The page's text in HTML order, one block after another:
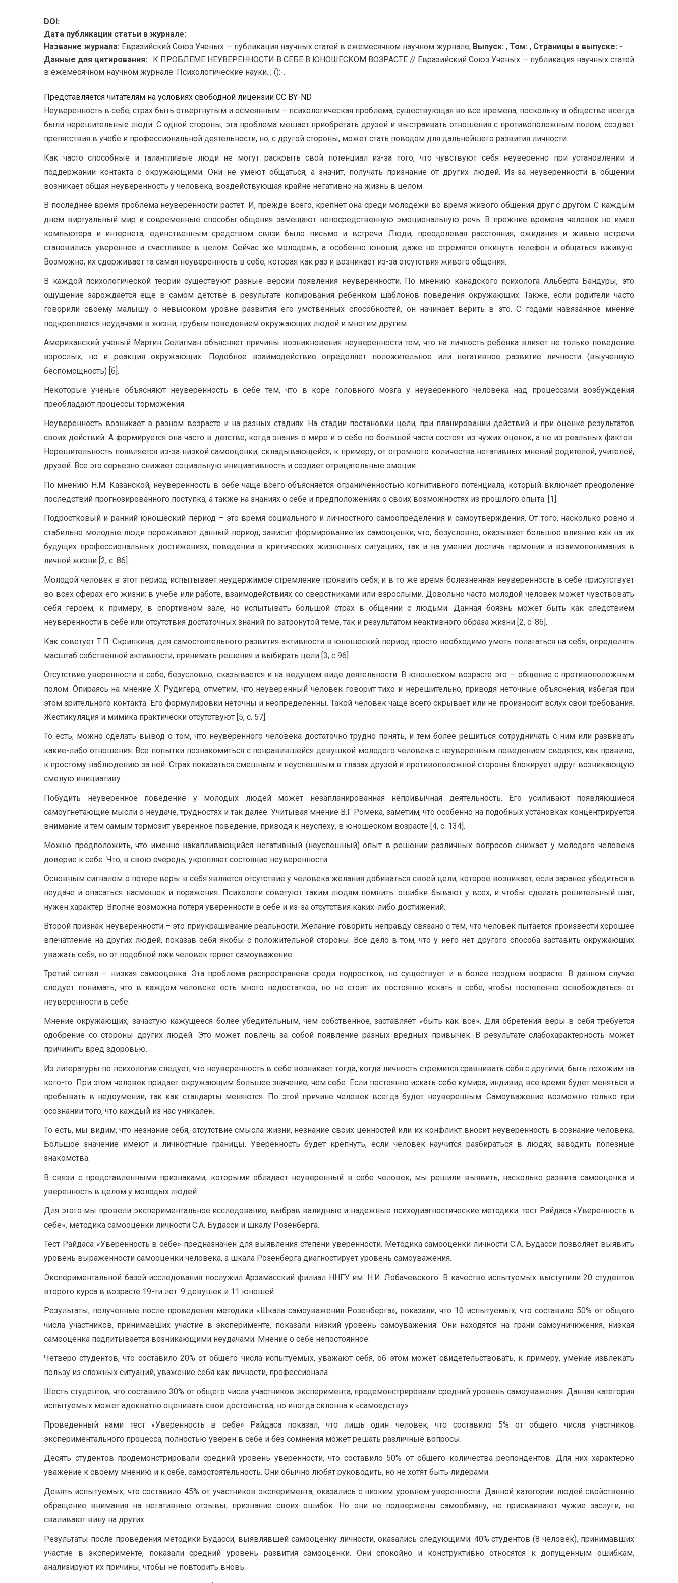
DOI:
Дата публикации статьи в журнале:
Название журнала: Евразийский Союз Ученых — публикация научных статей в ежемесячном научном журнале, Выпуск: , Том: , Страницы в выпуске: -
Данные для цитирования: . К ПРОБЛЕМЕ НЕУВЕРЕННОСТИ В СЕБЕ В ЮНОШЕСКОМ ВОЗРАСТЕ // Евразийский Союз Ученых — публикация научных статей
в ежемесячном научном журнале. Психологические науки. ; ():-.
Представляется читателям на условиях свободной лицензии CC BY-ND
Неуверенность в себе, страх быть отвергнутым и осмеянным – психологическая проблема, существующая во все времена, поскольку в обществе всегда
были нерешительные люди. С одной стороны, эта проблема мешает приобретать друзей и выстраивать отношения с противоположным полом, создает
препятствия в учебе и профессиональной деятельности, но, с другой стороны, может стать поводом для дальнейшего развития личности.
Как часто способные и талантливые люди не могут раскрыть свой потенциал из-за того, что чувствуют себя неуверенно при установлении и
поддержании контакта с окружающими. Они не умеют общаться, а значит, получать признание от других людей. Из-за неуверенности в общении
возникает общая неуверенность у человека, воздействующая крайне негативно на жизнь в целом.
В последнее время проблема неуверенности растет. И, прежде всего, крепнет она среди молодежи во время живого общения друг с другом. С каждым
днем виртуальный мир и современные способы общения замещают непосредственную эмоциональную речь. В прежние времена человек не имел
компьютера и интернета, единственным средством связи было письмо и встречи. Люди, преодолевая расстояния, ожидания и живые встречи
становились увереннее и счастливее в целом. Сейчас же молодежь, а особенно юноши, даже не стремятся откинуть телефон и общаться вживую.
Возможно, их сдерживает та самая неуверенность в себе, которая как раз и возникает из-за отсутствия живого общения.
В каждой психологической теории существуют разные версии появления неуверенности. По мнению канадского психолога Альберта Бандуры, это
ощущение зарождается еще в самом детстве в результате копирования ребенком шаблонов поведения окружающих. Также, если родители часто
говорили своему малышу о невысоком уровне развития его умственных способностей, он начинает верить в это. С годами навязанное мнение
подкрепляется неудачами в жизни, грубым поведением окружающих людей и многим другим.
Американский ученый Мартин Селигман объясняет причины возникновения неуверенности тем, что на личность ребенка влияет не только поведение
взрослых, но и реакция окружающих. Подобное взаимодействие определяет положительное или негативное развитие личности (выученную
беспомощность) [6].
Некоторые ученые объясняют неуверенность в себе тем, что в коре головного мозга у неуверенного человека над процессами возбуждения
преобладают процессы торможения.
Неуверенность возникает в разном возрасте и на разных стадиях. На стадии постановки цели, при планировании действий и при оценке результатов
своих действий. А формируется она часто в детстве, когда знания о мире и о себе по большей части состоят из чужих оценок, а не из реальных фактов.
Нерешительность появляется из-за низкой самооценки, складывающейся, к примеру, от огромного количества негативных мнений родителей, учителей,
друзей. Все это серьезно снижает социальную инициативность и создает отрицательные эмоции.
По мнению Н.М. Казанской, неуверенность в себе чаще всего объясняется ограниченностью когнитивного потенциала, который включает преодоление
последствий прогнозированного поступка, а также на знаниях о себе и предположениях о своих возможностях из прошлого опыта. [1].
Подростковый и ранний юношеский период – это время социального и личностного самоопределения и самоутверждения. От того, насколько ровно и
стабильно молодые люди переживают данный период, зависит формирование их самооценки, что, безусловно, оказывает большое влияние как на их
будущих профессиональных достижениях, поведении в критических жизненных ситуациях, так и на умении достичь гармонии и взаимопонимания в
личной жизни [2, с. 86].
Молодой человек в этот период испытывает неудержимое стремление проявить себя, и в то же время болезненная неуверенность в себе присутствует
во всех сферах его жизни: в учебе или работе, взаимодействиях со сверстниками или взрослыми. Довольно часто молодой человек может чувствовать
себя героем, к примеру, в спортивном зале, но испытывать большой страх в общении с людьми. Данная боязнь может быть как следствием
неуверенности в себе или отсутствия достаточных знаний по затронутой теме, так и результатом неактивного образа жизни [2, с. 86].
Как советует Т.П. Скрипкина, для самостоятельного развития активности в юношеский период просто необходимо уметь полагаться на себя, определять
масштаб собственной активности, принимать решения и выбирать цели [3, с 96].
Отсутствие уверенности в себе, безусловно, сказывается и на ведущем виде деятельности. В юношеском возрасте это — общение с противоположным
полом. Опираясь на мнение Х. Рудигера, отметим, что неуверенный человек говорит тихо и нерешительно, приводя неточные объяснения, избегая при
этом зрительного контакта. Его формулировки неточны и неопределенны. Такой человек чаще всего скрывает или не произносит вслух свои требования.
Жестикуляция и мимика практически отсутствуют [5, с. 57].
То есть, можно сделать вывод о том, что неуверенного человека достаточно трудно понять, и тем более решиться сотрудничать с ним или развивать
какие-либо отношения. Все попытки познакомиться с понравившейся девушкой молодого человека с неуверенным поведением сводятся, как правило,
к простому наблюдению за ней. Страх показаться смешным и неуспешным в глазах друзей и противоположной стороны блокирует вдруг возникающую
смелую инициативу.
Побудить неуверенное поведение у молодых людей может незапланированная непривычная деятельность. Его усиливают появляющиеся
самоугнетающие мысли о неудаче, трудностях и так далее. Учитывая мнение В.Г Ромека, заметим, что особенно на подобных установках концентрируется
внимание и тем самым тормозит уверенное поведение, приводя к неуспеху, в юношеском возрасте [4, с. 134].
Можно предположить, что именно накапливающийся негативный (неуспешный) опыт в решении различных вопросов снижает у молодого человека
доверие к себе. Что, в свою очередь, укрепляет состояние неуверенности.
Основным сигналом о потере веры в себя является отсутствие у человека желания добиваться своей цели, которое возникает, если заранее убедиться в
неудаче и опасаться насмешек и поражения. Психологи советуют таким людям помнить: ошибки бывают у всех, и чтобы сделать решительный шаг,
нужен характер. Вполне возможна потеря уверенности в себе и из-за отсутствия каких-либо достижений.
Второй признак неуверенности – это приукрашивание реальности. Желание говорить неправду связано с тем, что человек пытается произвести хорошее
впечатление на других людей, показав себя якобы с положительной стороны. Все дело в том, что у него нет другого способа заставить окружающих
уважать себя, но от подобной лжи человек теряет самоуважение.
Третий сигнал – низкая самооценка. Эта проблема распространена среди подростков, но существует и в более позднем возрасте. В данном случае
следует понимать, что в каждом человеке есть много недостатков, но не стоит их постоянно искать в себе, чтобы постепенно освобождаться от
неуверенности в себе.
Мнение окружающих, зачастую кажущееся более убедительным, чем собственное, заставляет «быть как все». Для обретения веры в себя требуется
одобрение со стороны других людей. Это может повлечь за собой появление разных вредных привычек. В результате слабохарактерность может
причинить вред здоровью.
Из литературы по психологии следует, что неуверенность в себе возникает тогда, когда личность стремится сравнивать себя с другими, быть похожим на
кого-то. При этом человек придает окружающим большее значение, чем себе. Если постоянно искать себе кумира, индивид все время будет меняться и
пребывать в недоумении, так как стандарты меняются. По этой причине человек всегда будет неуверенным. Самоуважение возможно только при
осознании того, что каждый из нас уникален.
То есть, мы видим, что незнание себя, отсутствие смысла жизни, незнание своих ценностей или их конфликт вносит неуверенность в сознание человека.
Большое значение имеют и личностные границы. Уверенность будет крепнуть, если человек научится разбираться в людях, заводить полезные
знакомства.
В связи с представленными признаками, которыми обладает неуверенный в себе человек, мы решили выявить, насколько развита самооценка и
уверенность в целом у молодых людей.
Для этого мы провели экспериментальное исследование, выбрав валидные и надежные психодиагностические методики: тест Райдаса «Уверенность в
себе», методика самооценки личности С.А. Будасси и шкалу Розенберга.
Тест Райдаса «Уверенность в себе» предназначен для выявления степени уверенности. Методика самооценки личности С.А. Будасси позволяет выявить
уровень выраженности самооценки человека, а шкала Розенберга диагностирует уровень самоуважения.
Экспериментальной базой исследования послужил Арзамасский филиал ННГУ им. Н.И. Лобачевского. В качестве испытуемых выступили 20 студентов
второго курса в возрасте 19-ти лет: 9 девушек и 11 юношей.
Результаты, полученные после проведения методики «Шкала самоуважения Розенберга», показали, что 10 испытуемых, что составило 50% от общего
числа участников, принимавших участие в эксперименте, показали низкий уровень самоуважения. Они находятся на грани самоуничижения, низкая
самооценка подпитывается возникающими неудачами. Мнение о себе непостоянное.
Четверо студентов, что составило 20% от общего числа испытуемых, уважают себя, об этом может свидетельствовать, к примеру, умение извлекать
пользу из сложных ситуаций, уважение себя как личности, профессионала.
Шесть студентов, что составило 30% от общего числа участников эксперимента, продемонстрировали средний уровень самоуважения. Данная категория
испытуемых может адекватно оценивать свои достоинства, но иногда склонна к «самоедству».
Проведенный нами тест «Уверенность в себе» Райдаса показал, что лишь один человек, что составило 5% от общего числа участников
экспериментального процесса, полностью уверен в себе и без сомнения может решать различные вопросы.
Десять студентов продемонстрировали средний уровень уверенности, что составило 50% от общего количества респондентов. Для них характерно
уважение к своему мнению и к себе, самостоятельность. Они обычно любят руководить, но не хотят быть лидерами.
Девять испытуемых, что составило 45% от участников эксперимента, оказались с низким уровнем уверенности. Данной категории людей свойственно
обращение внимания на негативные отзывы, признание своих ошибок. Но они не подвержены самообману, не присваивают чужие заслуги, не
сваливают вину на других.
Результаты после проведения методики Будасси, выявлявшей самооценку личности, оказались следующими: 40% студентов (8 человек), принимавших
участие в эксперименте, показали средний уровень развития самооценки. Они спокойно и конструктивно относятся к допущенным ошибкам,
анализируют их причины, чтобы не повторить вновь.